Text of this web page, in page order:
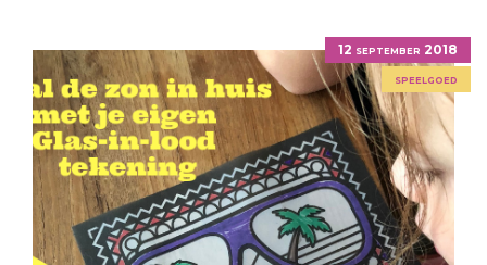
12 september 2018
speelgoed